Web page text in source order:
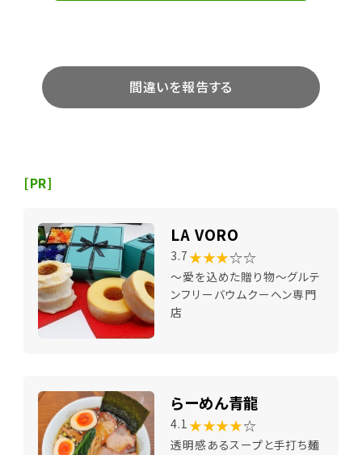
間違いを報告する
[PR]
LA VORO
3.7 ★★★☆☆
～愛を込めた贈り物～グルテ
ンフリーバウムクーヘン専門
店
らーめん青龍
4.1 ★★★★☆
透明感あるスープと手打ち麺